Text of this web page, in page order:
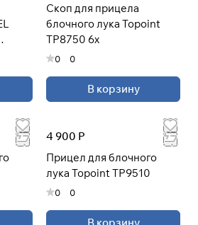
Скоп для прицела
блочного лука Topoint
TP8750 6x
0 0
В корзину
4 900 Р
Прицел для блочного
лука Topoint TP9510
0 0